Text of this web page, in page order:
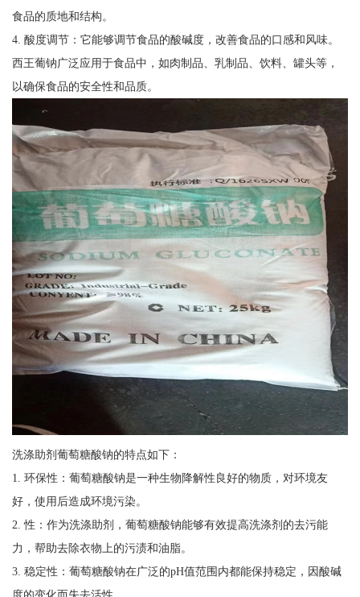
食品的质地和结构。
4. 酸度调节：它能够调节食品的酸碱度，改善食品的口感和风味。
西王葡钠广泛应用于食品中，如肉制品、乳制品、饮料、罐头等，
以确保食品的安全性和品质。
洗涤助剂葡萄糖酸钠的特点如下：
1. 环保性：葡萄糖酸钠是一种生物降解性良好的物质，对环境友
好，使用后造成环境污染。
2. 性：作为洗涤助剂，葡萄糖酸钠能够有效提高洗涤剂的去污能
力，帮助去除衣物上的污渍和油脂。
3. 稳定性：葡萄糖酸钠在广泛的pH值范围内都能保持稳定，因酸碱